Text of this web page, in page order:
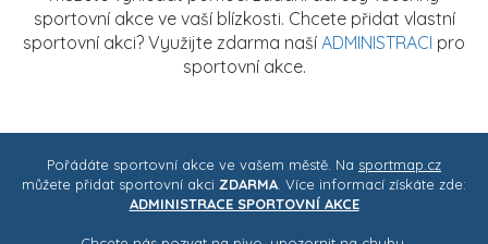
sportovní akce ve vaší blízkosti. Chcete přidat vlastní
sportovní akci? Využijte zdarma naší ADMINISTRACI pro
sportovní akce.
Pořádáte sportovní akce ve vašem městě. Na sportmap.cz
můžete přidat sportovní akci ZDARMA . Více informací získáte zde:
ADMINISTRACE SPORTOVNÍ AKCE